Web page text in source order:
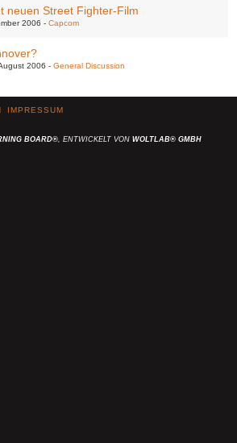
neuen Street Fighter-Film
2006 Capcom
2006 General Discussion
IMPRESSUM
BOARD®, ENTWICKELT VON WOLTLAB® GMBH